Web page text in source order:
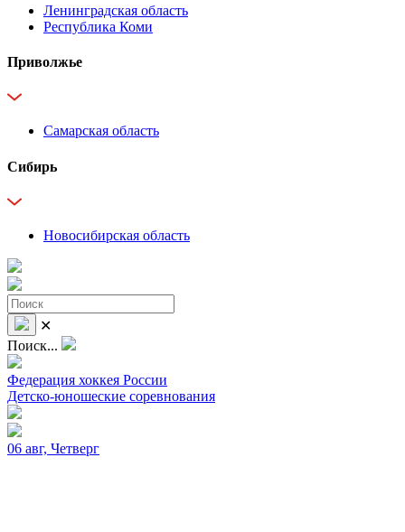
Ленинградская область
Республика Коми
Приволжье
Самарская область
Сибирь
Новосибирская область
✕
Поиск...
Федерация хоккея России
Детско-юношеские соревнования
06 авг, Четверг